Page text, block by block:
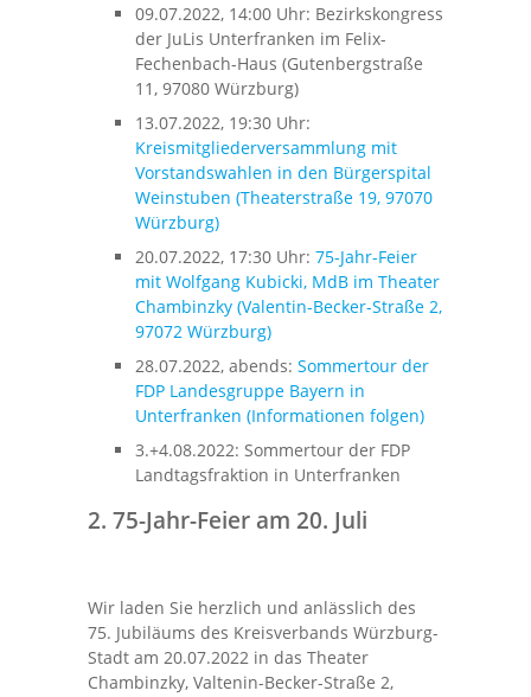
09.07.2022, 14:00 Uhr: Bezirkskongress
der JuLis Unterfranken im Felix-
Fechenbach-Haus (Gutenbergstraße
11, 97080 Würzburg)
13.07.2022, 19:30 Uhr:
Kreismitgliederversammlung mit
Vorstandswahlen in den Bürgerspital
Weinstuben (Theaterstraße 19, 97070
Würzburg)
20.07.2022, 17:30 Uhr: 75-Jahr-Feier
mit Wolfgang Kubicki, MdB im Theater
Chambinzky (Valentin-Becker-Straße 2,
97072 Würzburg)
28.07.2022, abends: Sommertour der
FDP Landesgruppe Bayern in
Unterfranken (Informationen folgen)
3.+4.08.2022: Sommertour der FDP
Landtagsfraktion in Unterfranken
2. 75-Jahr-Feier am 20. Juli
Wir laden Sie herzlich und anlässlich des
75. Jubiläums des Kreisverbands Würzburg-
Stadt am 20.07.2022 in das Theater
Chambinzky, Valtenin-Becker-Straße 2,